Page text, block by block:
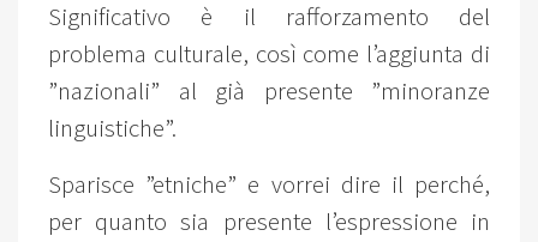
Significativo è il rafforzamento del
problema culturale, così come l’aggiunta di
”nazionali” al già presente ”minoranze
linguistiche”.
Sparisce ”etniche” e vorrei dire il perché,
per quanto sia presente l’espressione in